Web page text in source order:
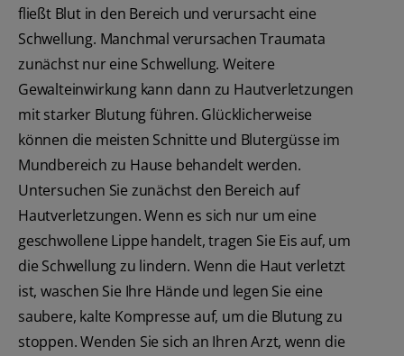
fließt Blut in den Bereich und verursacht eine
Schwellung. Manchmal verursachen Traumata
zunächst nur eine Schwellung. Weitere
Gewalteinwirkung kann dann zu Hautverletzungen
mit starker Blutung führen. Glücklicherweise
können die meisten Schnitte und Blutergüsse im
Mundbereich zu Hause behandelt werden.
Untersuchen Sie zunächst den Bereich auf
Hautverletzungen. Wenn es sich nur um eine
geschwollene Lippe handelt, tragen Sie Eis auf, um
die Schwellung zu lindern. Wenn die Haut verletzt
ist, waschen Sie Ihre Hände und legen Sie eine
saubere, kalte Kompresse auf, um die Blutung zu
stoppen. Wenden Sie sich an Ihren Arzt, wenn die